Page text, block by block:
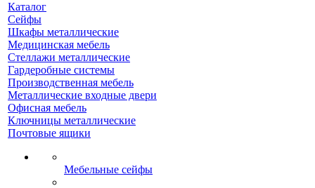
Каталог
Сейфы
Шкафы металлические
Медицинская мебель
Стеллажи металлические
Гардеробные системы
Производственная мебель
Металлические входные двери
Офисная мебель
Ключницы металлические
Почтовые ящики
Мебельные сейфы